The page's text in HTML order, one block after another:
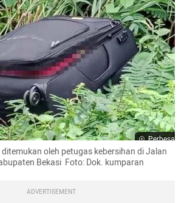
Perbesar
oleh petugas kebersihan di Jalan
Bekasi  Foto: Dok. kumparan
ADVERTISEMENT